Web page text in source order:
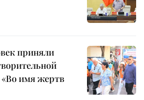
приняли
имя жертв